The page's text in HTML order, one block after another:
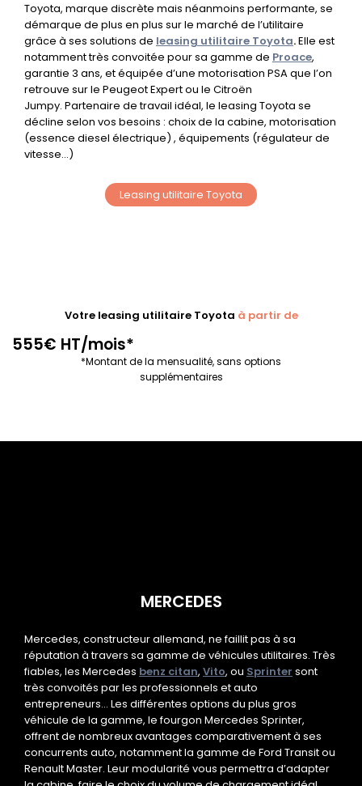
Toyota, marque discrète mais néanmoins performante, se
démarque de plus en plus sur le marché de l’utilitaire
grâce à ses solutions de leasing utilitaire Toyota.Elle est
notamment très convoitée pour sa gamme de Proace,
garantie 3 ans, et équipée d’une motorisation PSA que l’on
retrouve sur le Peugeot Expertou le Citroën
Jumpy. Partenaire de travail idéal, le leasing Toyota se
décline selon vos besoins : choix de la cabine, motorisation
(essence diesel électrique) , équipements (régulateur de
vitesse…)
Leasing utilitaire Toyota
Votre leasing utilitaire Toyota à partir de
555€ HT/mois*
*Montant de la mensualité, sans options
supplémentaires
MERCEDES
Mercedes, constructeur allemand, ne faillit pas à sa
réputation à travers sa gamme de véhicules utilitaires. Très
fiables, les Mercedes benz citan, Vito, ou Sprinter sont
très convoités par les professionnels et auto
entrepreneurs… Les différentes options du plus gros
véhicule de la gamme, le fourgon Mercedes Sprinter,
offrent de nombreux avantages comparativement à ses
concurrents auto, notamment la gamme de Ford Transitou
RenaultMaster. Leur modularité vous permettra d’adapter